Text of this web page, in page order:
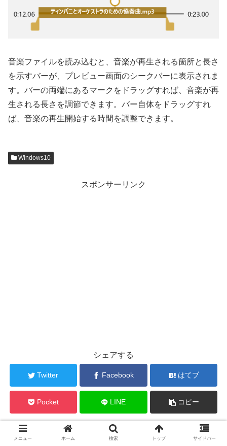
音楽ファイルを読み込むと、音楽が再生される箇所と長さ
を示すバーが、プレビュー画面のシークバーに表示されま
す。バーの両端にあるマークをドラッグすれば、音楽が再
生される長さを調節できます。バー自体をドラッグすれ
ば、音楽の再生開始する時間を調整できます。
Windows10
スポンサーリンク
シェアする
Twitter Facebook はてブ
Pocket LINE コピー
sousounomoriをフォローする
メニュー ホーム 検索 トップ サイドバー